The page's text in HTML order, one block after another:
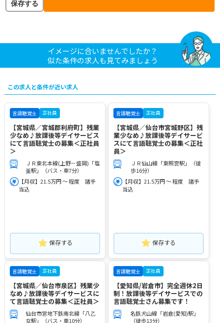
保存する
イメージに合いませんでしたか？
似た条件の求人も見てみましょう
この求人と条件が近い求人
言語聴覚士 正社員
【宮城県／宮城郡利府町】残業
少なめ♪放課後等デイサービス
にて言語聴覚士の募集＜正社員
＞
ＪＲ東北本線(上野－盛岡)「塩
釜駅」（バス・車7分）
【月収】21.5万円 ～ 程度 諸手
当込
保存する
言語聴覚士 正社員
【宮城県／仙台市宮城野区】残
業少なめ♪放課後等デイサービ
スにて言語聴覚士の募集＜正社
員＞
ＪＲ仙山線「東照宮駅」（徒
歩16分）
【月収】21.5万円 ～ 程度 諸手
当込
保存する
言語聴覚士 正社員
【宮城県／仙台市泉区】残業少
なめ♪放課後等デイサービスに
て言語聴覚士の募集＜正社員＞
仙台市営地下鉄南北線「八乙
女駅」（バス・車10分）
言語聴覚士 正社員
【愛知県/岩倉市】完全週休2日
制！放課後等デイサービスでの
言語聴覚士さん募集です！
名鉄犬山線「岩倉(愛知)駅」
（徒歩13分）